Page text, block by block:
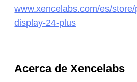
www.xencelabs.com/es/
display-24-plus
Acerca de Xencelabs